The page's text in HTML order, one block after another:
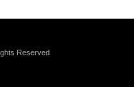
Reserved